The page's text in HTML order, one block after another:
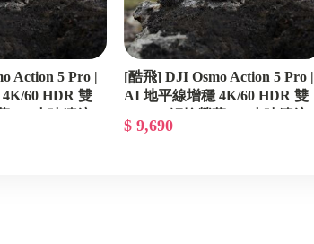
翼飛
黑羊
邊配件
Action 5 Pro |
60 HDR 雙
[酷飛] DJI Osmo Action 5 Pro |
AI 地平線增穩 4K/60 HDR 雙
零利率分期 1/15調整價格
$ 9,690